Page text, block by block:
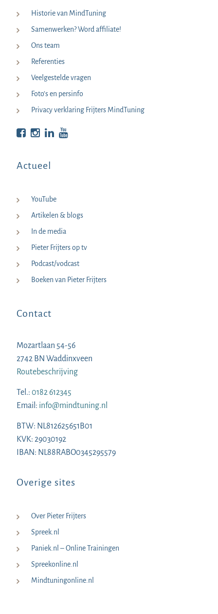
Historie van MindTuning
Samenwerken? Word affiliate!
Ons team
Referenties
Veelgestelde vragen
Foto’s en persinfo
Privacy verklaring Frijters MindTuning
Bekijk op Facebook
Bekijk op Instagram
Bekijk op LinkedIn
Actueel
YouTube
Artikelen & blogs
In de media
Pieter Frijters op tv
Podcast/vodcast
Boeken van Pieter Frijters
Contact
Mozartlaan 54-56
2742 BN Waddinxveen
Routebeschrijving
Tel.: 0182 612345
Email: info@mindtuning.nl
BTW: NL812625651B01
KVK: 29030192
IBAN: NL88RABO0345295579
Overige sites
Over Pieter Frijters
Spreek.nl
Paniek.nl – Online Trainingen
Spreekonline.nl
Mindtuningonline.nl